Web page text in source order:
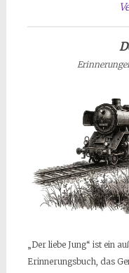
„Der liebe Jung“ ist ein
Erinnerungsbuch, das